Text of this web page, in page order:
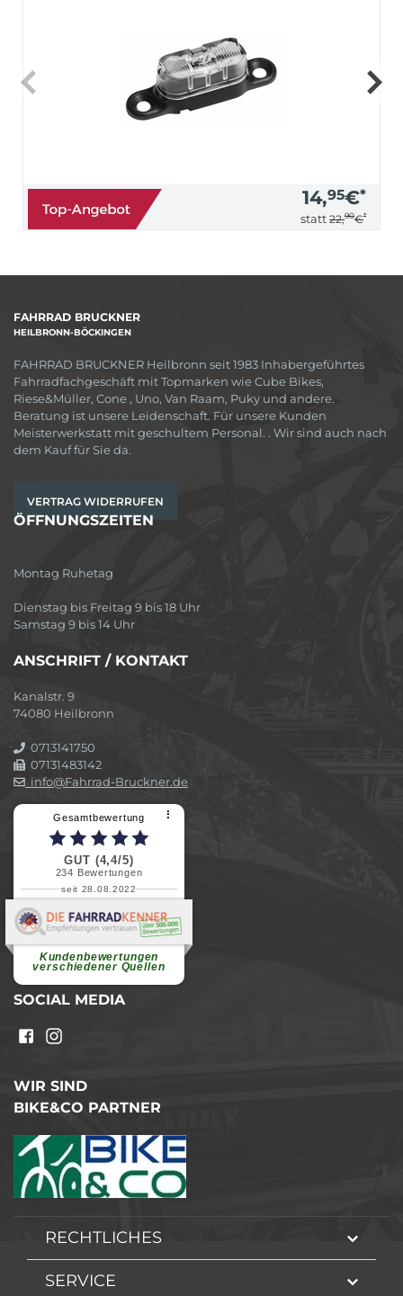
14,95€*
statt 22,90€*
FAHRRAD BRUCKNER
HEILBRONN-BÖCKINGEN
FAHRRAD BRUCKNER Heilbronn seit 1983 Inhabergeführtes
Fahrradfachgeschäft mit Topmarken wie Cube Bikes,
Riese&Müller, Cone , Uno, Van Raam, Puky und andere.
Beratung ist unsere Leidenschaft. Für unsere Kunden
Meisterwerkstatt mit geschultem Personal. . Wir sind auch nach
dem Kauf für Sie da.
VERTRAG WIDERRUFEN
ÖFFNUNGSZEITEN
Montag Ruhetag
Dienstag bis Freitag 9 bis 18 Uhr
Samstag 9 bis 14 Uhr
ANSCHRIFT / KONTAKT
Kanalstr. 9
74080 Heilbronn
0713141750
07131483142
info@Fahrrad-Bruckner.de
Gesamtbewertung ⠇
GUT (4,4/5)
234 Bewertungen
seit 28.08.2022
Kundenbewertungen
verschiedener Quellen
Elvira B.
Superschnelle und freundliche
weiterlesen
SOCIAL MEDIA
WIR SIND
BIKE&CO PARTNER
RECHTLICHES
SERVICE